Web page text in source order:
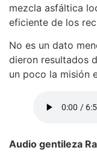
mezcla asfáltica
eficiente de los
No es un dato
dieron resultados
un poco la misión
Audio gentileza